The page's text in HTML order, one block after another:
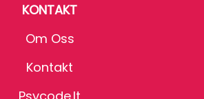
KONTAKT
Om Oss
Kontakt